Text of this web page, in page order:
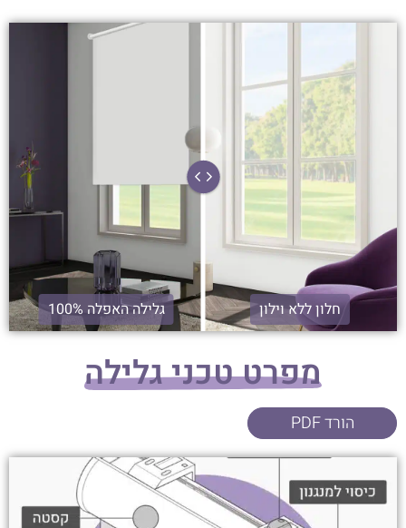
גלילה האפלה 100% חלון ללא וילון
מפרט טכני גלילה
הורד PDF